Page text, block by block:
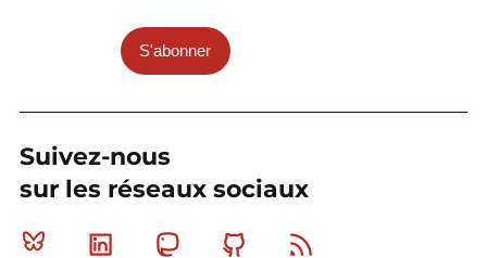
S'abonner
Suivez-nous
sur les réseaux sociaux
Bluesky Linkedin MastodonGithub